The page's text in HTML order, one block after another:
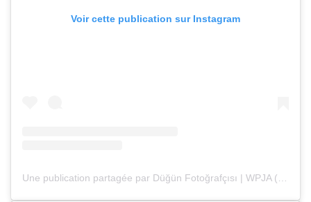
Voir cette publication sur Instagram